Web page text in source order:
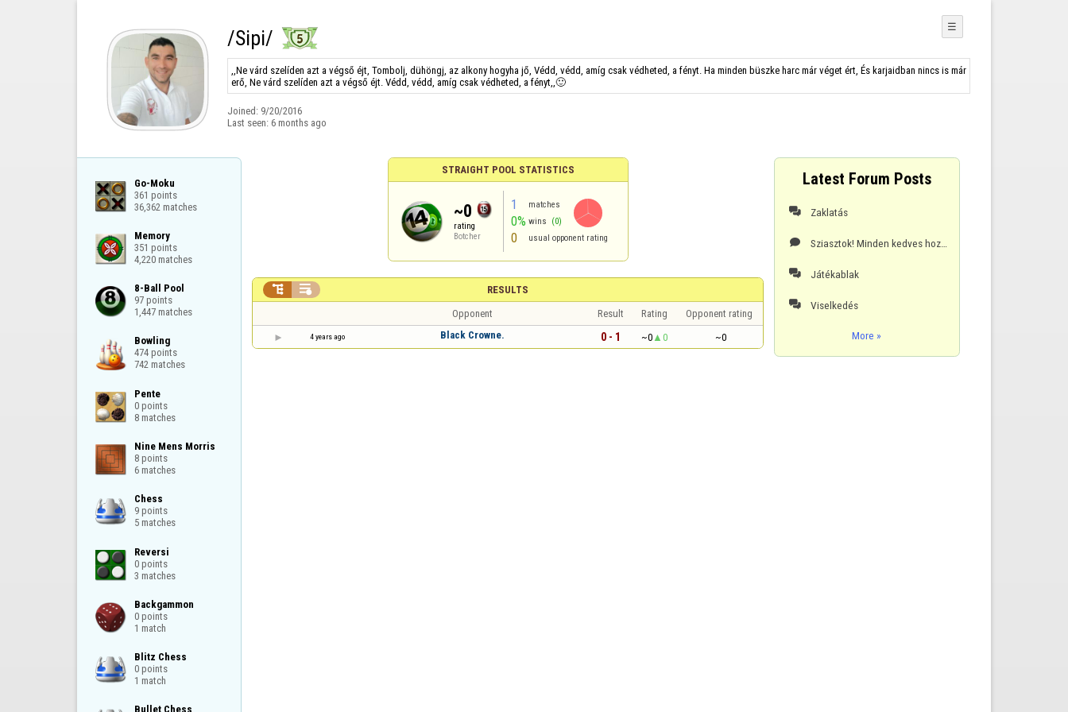
/Sipi/
,,Ne várd szelíden azt a végső éjt, Tombolj, dühöngj, az alkony hogyha jő, Védd, védd, amíg csak védheted, a fényt. Ha minden büszke harc már véget ért, És karjaidban nincs is már
erő, Ne várd szelíden azt a végső éjt. Védd, védd, amíg csak védheted, a fényt,,🙂
Joined: 9/20/2016
Last seen: 6 months ago
☰
Go-Moku
361 points
36,362 matches
Memory
351 points
4,220 matches
8-Ball Pool
97 points
1,447 matches
Bowling
474 points
742 matches
Pente
0 points
8 matches
Nine Mens Morris
8 points
6 matches
Chess
9 points
5 matches
Reversi
0 points
3 matches
Backgammon
0 points
1 match
Blitz Chess
0 points
1 match
Bullet Chess
STRAIGHT POOL STATISTICS
~0
rating
Botcher
1 matches
0% wins (0)
0 usual opponent rating
RESULTS
 
Opponent Result Rating Opponent rating
4 years ago Black Crowne. 0 - 1 ~0 0 ~0
Latest Forum Posts
 Zaklatás

 Játékablak
 Viselkedés
More »